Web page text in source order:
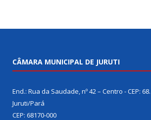
CÂMARA MUNICIPAL DE JURUTI
End.: Rua da Saudade, nº 42 – Centro - CEP:
Juruti/Pará
CEP: 68170-000